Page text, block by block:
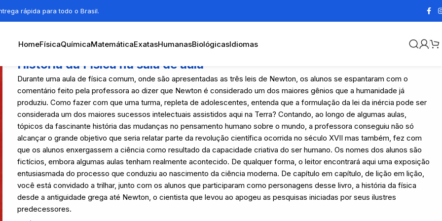
rápida para todo o Brasil.
HomeFísicaQuímicaMatemáticaExatasHumanasBiológicasIdiomas
História da Física na sala de aula
Durante uma aula de física comum, onde são apresentadas as três leis de Newton, os alunos se espantaram com o
comentário feito pela professora ao dizer que Newton é considerado um dos maiores gênios que a humanidade já
produziu. Como fazer com que uma turma, repleta de adolescentes, entenda que a formulação da lei da inércia pode ser
considerada um dos maiores sucessos intelectuais assistidos aqui na Terra? Contando, ao longo de algumas aulas,
tópicos da fascinante história das mudanças no pensamento humano sobre o mundo, a professora conseguiu não só
alcançar o grande objetivo que seria relatar parte da revolução científica ocorrida no século XVII mas também, fez com
que os alunos enxergassem a ciência como resultado da capacidade criativa do ser humano. Os nomes dos alunos são
fictícios, embora algumas aulas tenham realmente acontecido. De qualquer forma, o leitor encontrará aqui uma exposição
entusiasmada do processo que conduziu ao nascimento da ciência moderna. De capítulo em capítulo, de lição em lição,
você está convidado a trilhar, junto com os alunos que participaram como personagens desse livro, a história da física
desde a antiguidade grega até Newton, o cientista que levou ao apogeu as pesquisas iniciadas por seus ilustres
predecessores.